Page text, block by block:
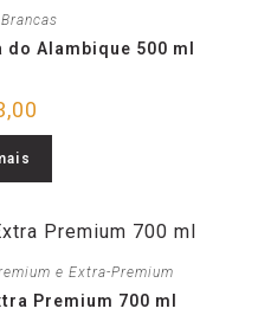
Alambique 500 ml
e Extra-Premium
Premium 700 ml